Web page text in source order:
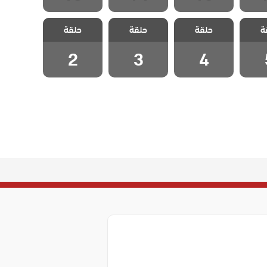
5
مسلسل اسقف
زجاجية مدبلج
الحلقة 4
حلقة
4
مسلسل اسقف
زجاجية مدبلج
الحلقة 3
حلقة
3
مسلسل اسقف
زجاجية مدبلج
الحلقة 2
حلقة
2